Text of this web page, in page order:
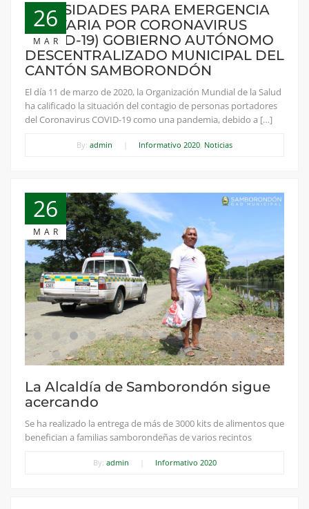
26
MAR
NECESIDADES PARA EMERGENCIA
SANITARIA POR CORONAVIRUS
(COVID-19) GOBIERNO AUTÓNOMO
DESCENTRALIZADO MUNICIPAL DEL
CANTÓN SAMBORONDÓN
El día 11 de marzo de 2020, la Organización Mundial de la Salud
ha calificado la situación del contagio de personas portadores
del Coronavirus COVID-19 como una pandemia, debido a […]
By: admin Informativo 2020 Noticias
26
MAR
La Alcaldía de Samborondón sigue
acercando
Se ha realizado la entrega de más de 3000 kits de alimentos que
benefician a familias samborondeñas de varios recintos
By: admin Informativo 2020